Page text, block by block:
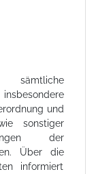
und
sonstiger
der
Über die
informiert